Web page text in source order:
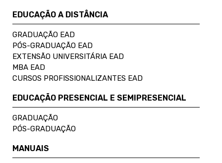
EDUCAÇÃO A DISTÂNCIA
GRADUAÇÃO EAD
PÓS-GRADUAÇÃO EAD
EXTENSÃO UNIVERSITÁRIA EAD
MBA EAD
CURSOS PROFISSIONALIZANTES EAD
EDUCAÇÃO PRESENCIAL E SEMIPRESENCIAL
GRADUAÇÃO
PÓS-GRADUAÇÃO
MANUAIS